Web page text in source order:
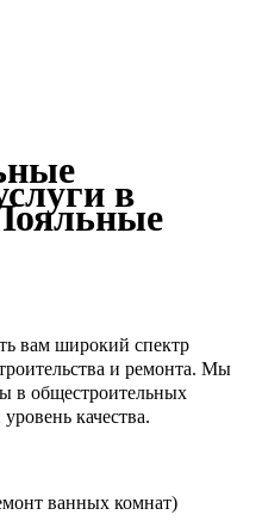
в
вам широкий спектр
и ремонта. Мы
в общестроительных
качества.
ванных комнат)